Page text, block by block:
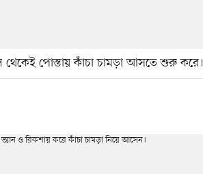
পোস্তায় কাঁচা চামড়া আসতে শুরু করে।